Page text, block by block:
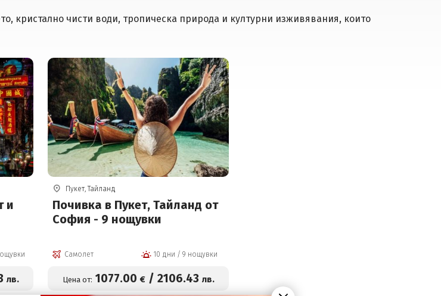
кристално чисти води, тропическа природа и културни изживявания, които
и
10 нощувки
лв.
Пукет, Тайланд
Почивка в Пукет, Тайланд от
София - 9 нощувки
Самолет 10 дни / 9 нощувки
Цена от: 1077.00 €/ 2106.43 лв.